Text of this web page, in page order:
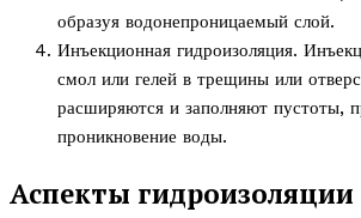
образуя водонепроницаемый слой.
Инъекционная гидроизоляция.
смол или гелей в трещины или
расширяются и заполняют пустоты,
проникновение воды.
Аспекты гидроизоляции